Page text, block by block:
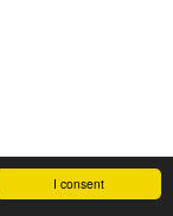
I consent